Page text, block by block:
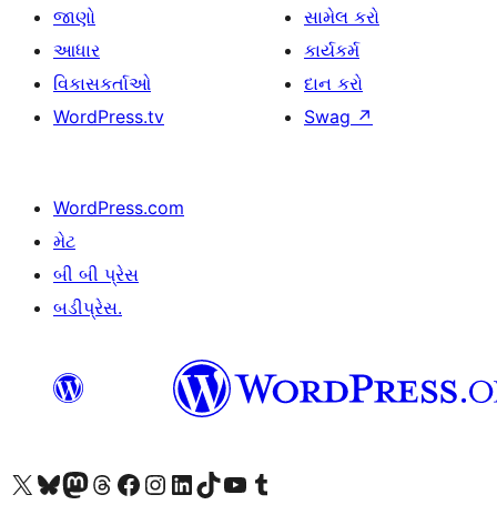
જાણો
આધાર
વિકાસકર્તાઓ
WordPress.tv
સામેલ કરો
કાર્યકર્મ
દાન કરો
Swag ↗
WordPress.com
મેટ
બી બી પ્રેસ
બડીપ્રેસ.
અમારા X (અગાઉ ટ્વિટર) એકાઉન્ટની મુલાકાત લોઅમારા Bluesky એકાઉન્ટની મુલાકાત લોઅમારા માસ્ટોડોન એકાઉન્ટની મુલાકાત લોઅમારા Threads એકાઉન્ટની મુલાકાત લો અમારા ફેસબુક પેજની મુલાકાત લોઅમારા ઇન્સ્ટાગ્રામ એકાઉન્ટની મુલાકાત લો અમારા LinkedIn એકાઉન્ટની મુલાકાત લોઅમારા TikTok એકાઉન્ટની મુલાકાત લોઅમારી YouTube ચેનલની મુલાકાત લો અમારા Tumblr એકાઉન્ટની મુલાકાત લો